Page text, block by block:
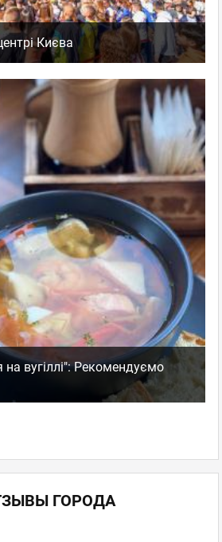
Києва
на вугіллі": Рекомендуємо
ГОРОДА